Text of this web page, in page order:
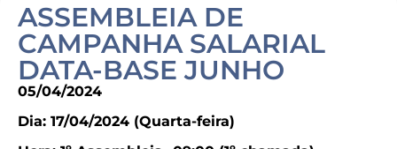
ASSEMBLEIA DE
CAMPANHA SALARIAL
DATA-BASE JUNHO
05/04/2024
Dia: 17/04/2024 (Quarta-feira)